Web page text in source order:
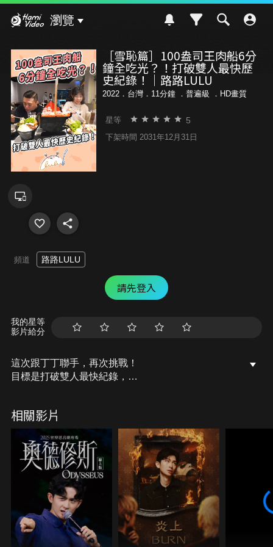
瀏覽
［雪恥篇］100盎司王肉船6分
鐘全吃光？！打破雙人最快歷
史紀錄！｜路路LULU
2022．台灣．11分鐘 ． 普遍級 ．HD畫質
星等 5
下架時間 2031年12月31日
頻道 路路LULU
請先登入
我的星等
影片給分
這次跟丁丁聯手，再次挑戰！
目標是打破雙人最快紀錄，
相關影片